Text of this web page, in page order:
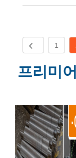
1
프리미